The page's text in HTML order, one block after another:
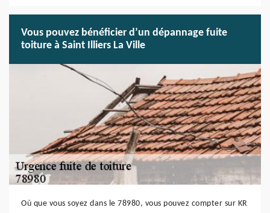
Vous pouvez bénéficier d’un dépannage fuite
toiture à Saint Illiers La Ville
Où que vous soyez dans le 78980, vous pouvez compter sur KR